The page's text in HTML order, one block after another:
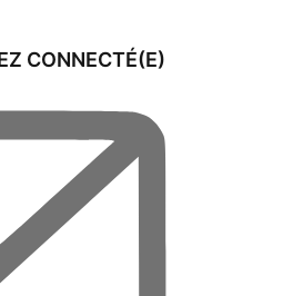
CONNECTÉ(E)